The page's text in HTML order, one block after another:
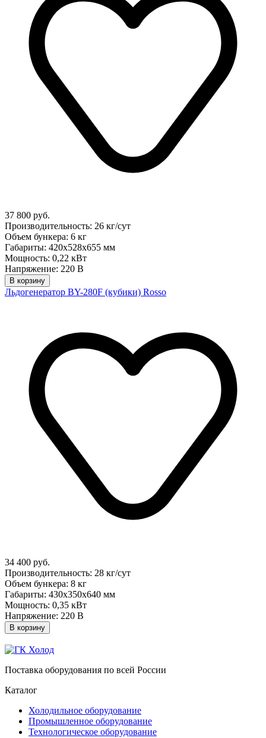
37 800 руб.
Производительность: 26 кг/сут
Объем бункера: 6 кг
Габариты: 420x528x655 мм
Мощность: 0,22 кВт
Напряжение: 220 В
В корзину
Льдогенератор BY-280F (кубики) Rosso
34 400 руб.
Производительность: 28 кг/сут
Объем бункера: 8 кг
Габариты: 430х350х640 мм
Мощность: 0,35 кВт
Напряжение: 220 В
В корзину
Поставка оборудования по всей России
Каталог
Холодильное оборудование
Промышленное оборудование
Технологическое оборудование